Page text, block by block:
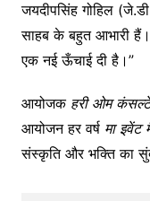
जयदीपसिंह गोहिल
साहब के बहुत आभारी
एक नई ऊँचाई दी है।”
आयोजक हरी ओम
आयोजन हर वर्ष मा इवेंट
संस्कृति और भक्ति का